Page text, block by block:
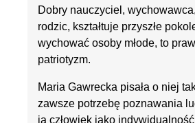
Dobry nauczyciel,
rodzic, kształtuje przyszłe
wychować osoby młode, to
patriotyzm.
Maria Gawrecka pisała o niej
zawsze potrzebę poznawania
ją człowiek jako